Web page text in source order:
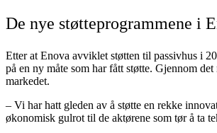
De nye støtteprogrammene i
Etter at Enova avviklet støtten til passivhus i
på en ny måte som har fått støtte. Gjennom
markedet.
– Vi har hatt gleden av å støtte en rekke
økonomisk gulrot til de aktørene som tør å ta